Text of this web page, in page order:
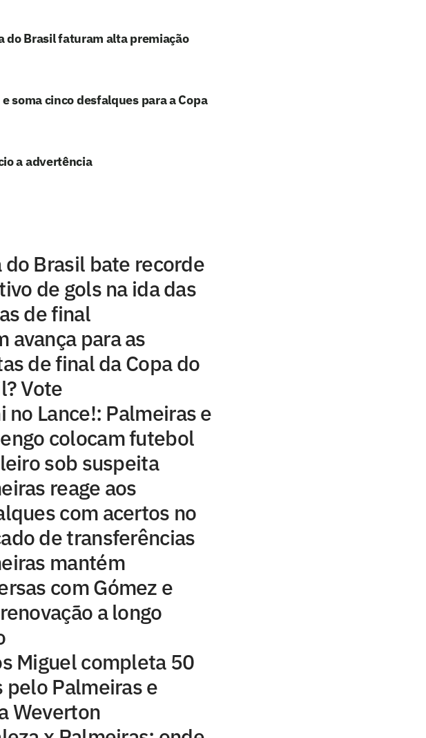
do Brasil faturam alta premiação
soma cinco desfalques para a Copa
a advertência
do Brasil bate recorde
de gols na ida das
de final
avança para as
de final da Copa do
Vote
no Lance!: Palmeiras e
colocam futebol
sob suspeita
reage aos
com acertos no
de transferências
mantém
com Gómez e
a longo
Miguel completa 50
pelo Palmeiras e
Weverton